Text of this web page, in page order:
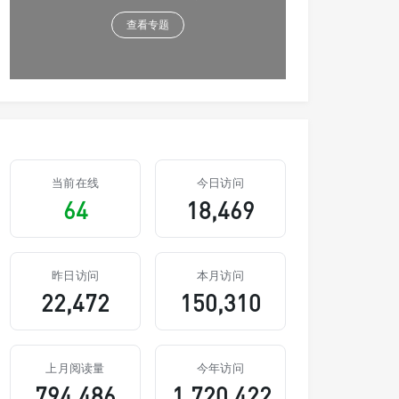
查看专题
当前在线
64
今日访问
18,469
昨日访问
22,472
本月访问
150,310
上月阅读量 今年访问